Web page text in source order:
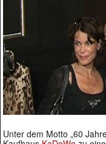
Unter dem Motto „60